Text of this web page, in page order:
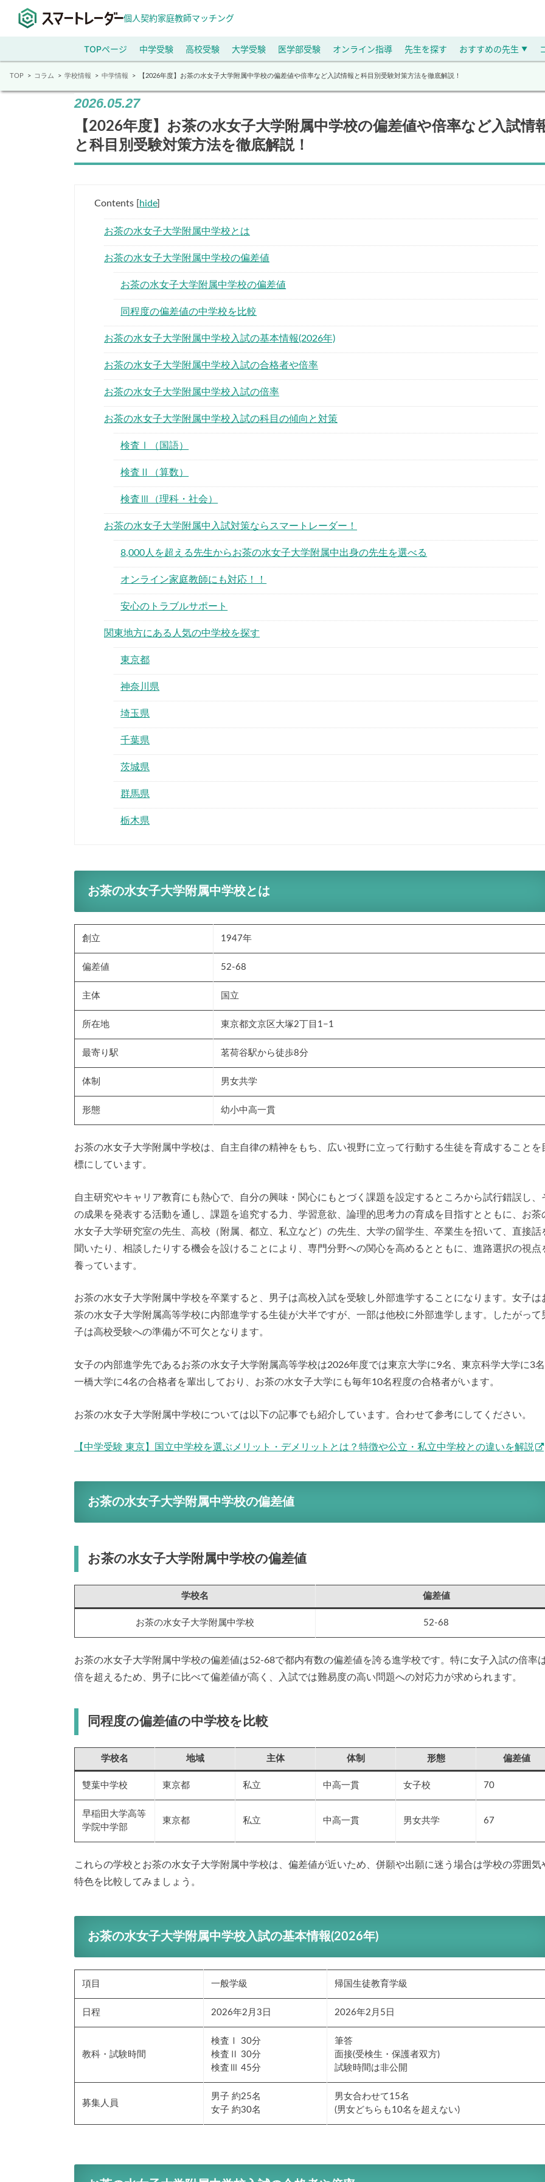
個人契約家庭教師マッチング
TOPページ 中学受験 高校受験 大学受験 医学部受験 オンライン指導 先生を探す おすすめの先生 ▼
TOP コラム 学校情報 中学情報 【2026年度】お茶の水女子大学附属中学校の偏差値や倍率など入試情報と科目別受験対策方法を徹底解説！
2026.05.27
【2026年度】お茶の水女子大学附属中学校の偏差値や倍率など入試情
と科目別受験対策方法を徹底解説！
Contents [hide]
お茶の水女子大学附属中学校とは
お茶の水女子大学附属中学校の偏差値
お茶の水女子大学附属中学校の偏差値
同程度の偏差値の中学校を比較
お茶の水女子大学附属中学校入試の基本情報(2026年)
お茶の水女子大学附属中学校入試の合格者や倍率
お茶の水女子大学附属中学校入試の倍率
お茶の水女子大学附属中学校入試の科目の傾向と対策
検査Ⅰ（国語）
検査Ⅱ（算数）
検査Ⅲ（理科・社会）
お茶の水女子大学附属中入試対策ならスマートレーダー！
8,000人を超える先生からお茶の水女子大学附属中出身の先生を選べる
オンライン家庭教師にも対応！！
安心のトラブルサポート
関東地方にある人気の中学校を探す
東京都
神奈川県
埼玉県
千葉県
茨城県
群馬県
栃木県
お茶の水女子大学附属中学校とは
創立 1947年
偏差値 52-68
主体 国立
所在地 東京都文京区大塚2丁目1−1
最寄り駅 茗荷谷駅から徒歩8分
体制 男女共学
形態 幼小中高一貫
お茶の水女子大学附属中学校は、自主自律の精神をもち、広い視野に立って行動する生徒を育成することを
標にしています。
自主研究やキャリア教育にも熱心で、自分の興味・関心にもとづく課題を設定するところから試行錯誤し、
の成果を発表する活動を通し、課題を追究する力、学習意欲、論理的思考力の育成を目指すとともに、お茶
水女子大学研究室の先生、高校（附属、都立、私立など）の先生、大学の留学生、卒業生を招いて、直接話
聞いたり、相談したりする機会を設けることにより、専門分野への関心を高めるとともに、進路選択の視点
養っています。
お茶の水女子大学附属中学校を卒業すると、男子は高校入試を受験し外部進学することになります。女子は
茶の水女子大学附属高等学校に内部進学する生徒が大半ですが、一部は他校に外部進学します。したがって
子は高校受験への準備が不可欠となります。
女子の内部進学先であるお茶の水女子大学附属高等学校は2026年度では東京大学に9名、東京科学大学に3
一橋大学に4名の合格者を輩出しており、お茶の水女子大学にも毎年10名程度の合格者がいます。
お茶の水女子大学附属中学校については以下の記事でも紹介しています。合わせて参考にしてください。
【中学受験 東京】国立中学校を選ぶメリット・デメリットとは？特徴や公立・私立中学校との違いを解説
お茶の水女子大学附属中学校の偏差値
お茶の水女子大学附属中学校の偏差値
学校名 偏差値
お茶の水女子大学附属中学校 52-68
お茶の水女子大学附属中学校の偏差値は52-68で都内有数の偏差値を誇る進学校です。特に女子入試の倍率
倍を超えるため、男子に比べて偏差値が高く、入試では難易度の高い問題への対応力が求められます。
同程度の偏差値の中学校を比較
学校名 地域 主体 体制 形態 偏差値
雙葉中学校 東京都 私立 中高一貫 女子校 70
早稲田大学高等
学院中学部
東京都 私立 中高一貫 男女共学 67
これらの学校とお茶の水女子大学附属中学校は、偏差値が近いため、併願や出願に迷う場合は学校の雰囲気
特色を比較してみましょう。
お茶の水女子大学附属中学校入試の基本情報(2026年)
項目 一般学級 帰国生徒教育学級
日程 2026年2月3日 2026年2月5日
教科・試験時間
検査Ⅰ 30分
検査Ⅱ 30分
検査Ⅲ 45分
筆答
面接(受検生・保護者双方)
試験時間は非公開
募集人員
男子 約25名
女子 約30名
男女合わせて15名
(男女どちらも10名を超えない)